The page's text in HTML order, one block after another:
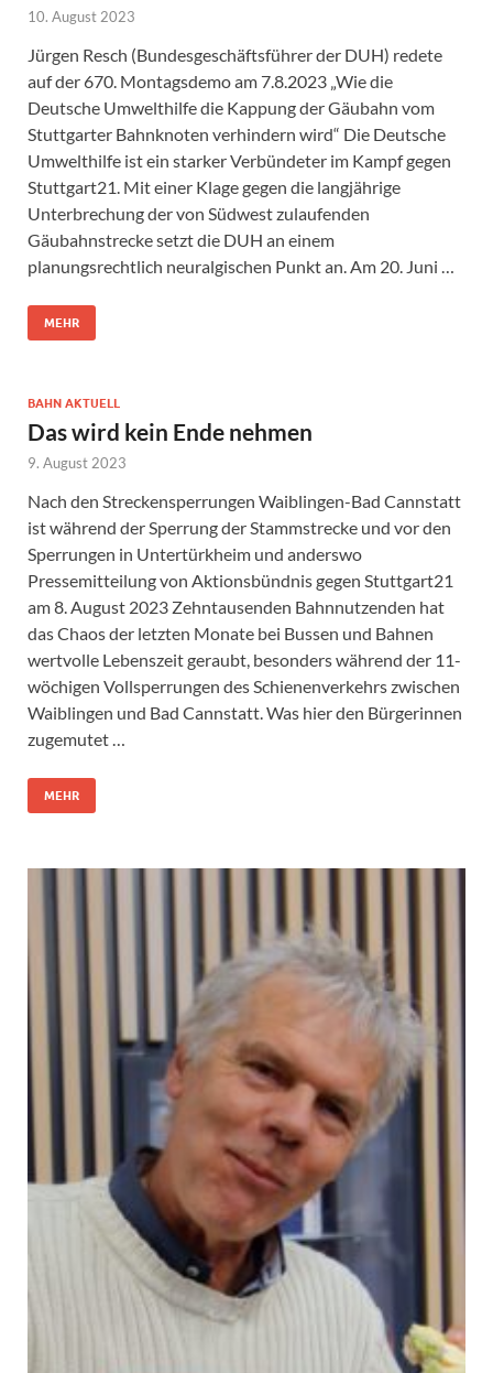
10. August 2023
Jürgen Resch (Bundesgeschäftsführer der DUH) redete
auf der 670. Montagsdemo am 7.8.2023 „Wie die
Deutsche Umwelthilfe die Kappung der Gäubahn vom
Stuttgarter Bahnknoten verhindern wird“ Die Deutsche
Umwelthilfe ist ein starker Verbündeter im Kampf gegen
Stuttgart21. Mit einer Klage gegen die langjährige
Unterbrechung der von Südwest zulaufenden
Gäubahnstrecke setzt die DUH an einem
planungsrechtlich neuralgischen Punkt an. Am 20. Juni …
MEHR
BAHN AKTUELL
Das wird kein Ende nehmen
9. August 2023
Nach den Streckensperrungen Waiblingen-Bad Cannstatt
ist während der Sperrung der Stammstrecke und vor den
Sperrungen in Untertürkheim und anderswo
Pressemitteilung von Aktionsbündnis gegen Stuttgart21
am 8. August 2023 Zehntausenden Bahnnutzenden hat
das Chaos der letzten Monate bei Bussen und Bahnen
wertvolle Lebenszeit geraubt, besonders während der 11-
wöchigen Vollsperrungen des Schienenverkehrs zwischen
Waiblingen und Bad Cannstatt. Was hier den Bürgerinnen
zugemutet …
MEHR